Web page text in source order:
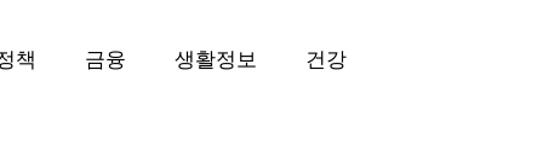
책 금융 생활정보 건강